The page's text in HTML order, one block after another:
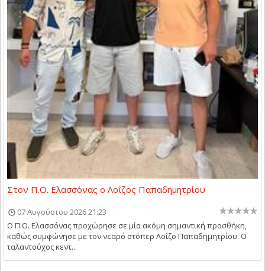
Στον Π.Ο. Ελασσόνας ο Λοΐζος Παπαδημητρίου
07 Αυγούστου 2026 21:23
Ο Π.Ο. Ελασσόνας προχώρησε σε μία ακόμη σημαντική προσθήκη,
καθώς συμφώνησε με τον νεαρό στόπερ Λοΐζο Παπαδημητρίου. Ο
ταλαντούχος κεντ...